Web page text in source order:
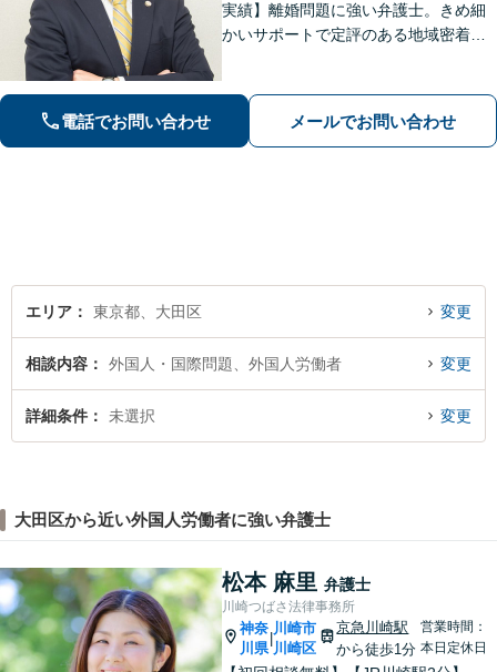
実績】離婚問題に強い弁護士。きめ細
かいサポートで定評のある地域密着型
問題など、幅広い問題にも対応ができ
電話でお問い合わせ メールでお問い合わせ
エリア 東京都、大田区 変更
相談内容 外国人・国際問題、外国人労働者 変更
詳細条件 未選択 変更
大田区から近い外国人労働者に強い弁護士
松本 麻里 弁護士
川崎つばさ法律事務所
神奈
川県
|
川崎市
川崎区
京急川崎駅
から徒歩1分
営業時間：
本日定休日